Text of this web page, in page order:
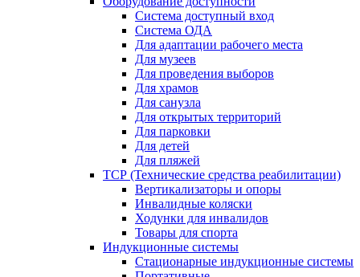
Система доступный вход
Система ОДА
Для адаптации рабочего места
Для музеев
Для проведения выборов
Для храмов
Для санузла
Для открытых территорий
Для парковки
Для детей
Для пляжей
ТСР (Технические средства реабилитации)
Вертикализаторы и опоры
Инвалидные коляски
Ходунки для инвалидов
Товары для спорта
Индукционные системы
Стационарные индукционные системы